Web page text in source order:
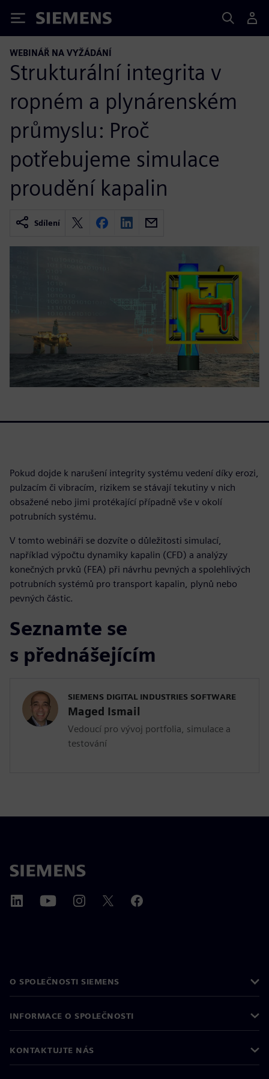
Siemens
WEBINÁŘ NA VYŽÁDÁNÍ
Strukturální integrita v
ropném a plynárenském
průmyslu: Proč
potřebujeme simulace
proudění kapalin
Sdílení
Pokud dojde k narušení integrity systému vedení díky erozi,
pulzacím či vibracím, rizikem se stávají tekutiny v nich
obsažené nebo jimi protékající případně vše v okolí
potrubních systému.
V tomto webináři se dozvíte o důležitosti simulací,
například výpočtu dynamiky kapalin (CFD) a analýzy
konečných prvků (FEA) při návrhu pevných a spolehlivých
potrubních systémů pro transport kapalin, plynů nebo
pevných částic.
Seznamte se
s přednášejícím
SIEMENS DIGITAL INDUSTRIES SOFTWARE
Maged Ismail
Vedoucí pro vývoj portfolia, simulace a
testování
O SPOLEČNOSTI SIEMENS
INFORMACE O SPOLEČNOSTI
KONTAKTUJTE NÁS